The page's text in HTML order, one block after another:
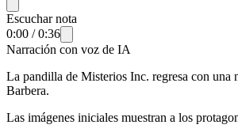
Escuchar nota
0:00 /0:36
Narración con voz de IA
La pandilla de Misterios Inc. regresa con una
Barbera.
Las imágenes iniciales muestran a los